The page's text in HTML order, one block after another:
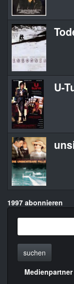
U-
1997 abonnieren
suchen
Medienpartner